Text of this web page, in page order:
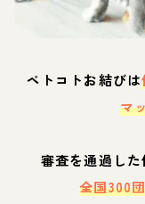
ペトコトお結びは
マ
審査を通過した
全国300